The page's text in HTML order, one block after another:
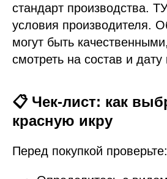
стандарт производства.
условия производителя.
могут быть
смотреть на состав и дату
📋 Чек-лист: как
красную икру
Перед покупкой проверьте: